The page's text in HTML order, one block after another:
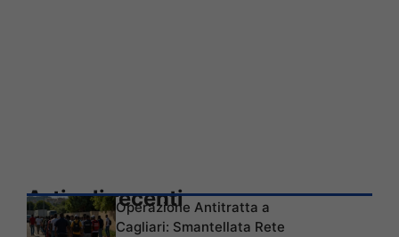
Articoli recentiOperazione Antitratta a
Cagliari: Smantellata Rete